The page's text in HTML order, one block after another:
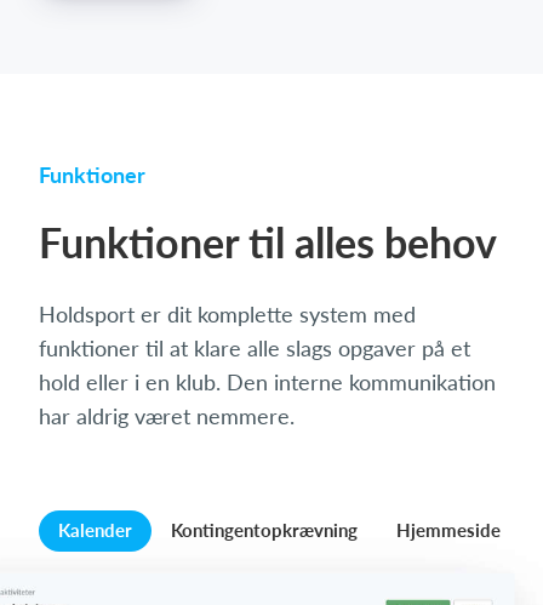
Funktioner
Funktioner til alles behov
Holdsport er dit komplette system med
funktioner til at klare alle slags opgaver på et
hold eller i en klub. Den interne kommunikation
har aldrig været nemmere.
Kalender Kontingentopkrævning Hjemmeside